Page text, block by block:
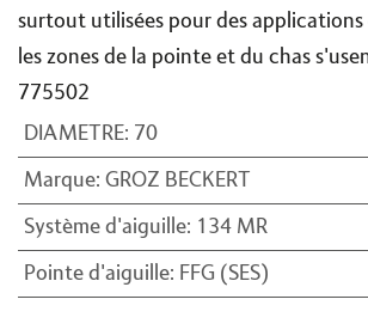
surtout utilisées pour des applications
les zones de la pointe et du chas
775502
DIAMETRE: 70
Marque: GROZ BECKERT
Système d'aiguille: 134 MR
Pointe d'aiguille: FFG (SES)